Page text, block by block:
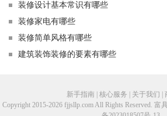
装修设计基本常识有哪些
装修家电有哪些
装修简单风格有哪些
建筑装饰装修的要素有哪些
新手指南 | 核心服务 | 关于我们 |
Copyright 2015-2026 fjjsllp.com All Rights Reserved.